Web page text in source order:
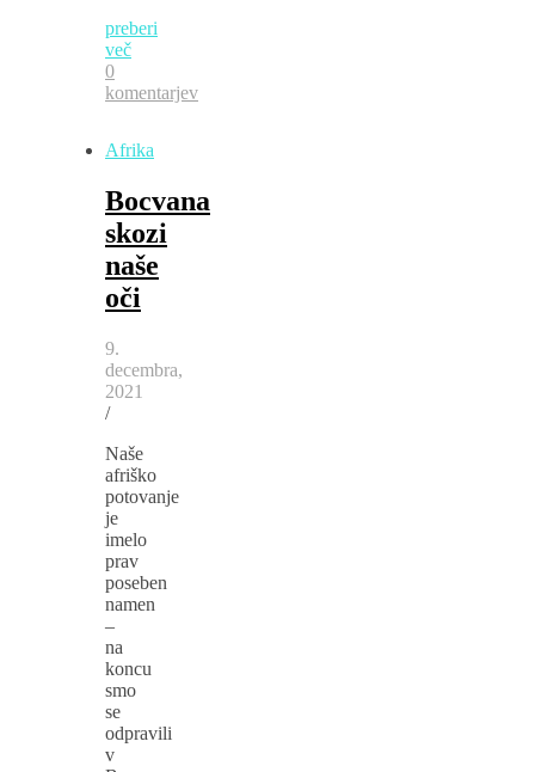
preberi
več
0
komentarjev
Afrika
Bocvana
skozi
naše
oči
9.
decembra,
2021
/
Naše
afriško
potovanje
je
imelo
prav
poseben
namen
–
na
koncu
smo
se
odpravili
v